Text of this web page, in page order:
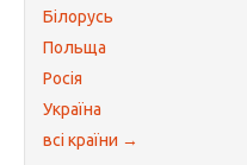
Білорусь
Польща
Росія
Україна
всі країни →